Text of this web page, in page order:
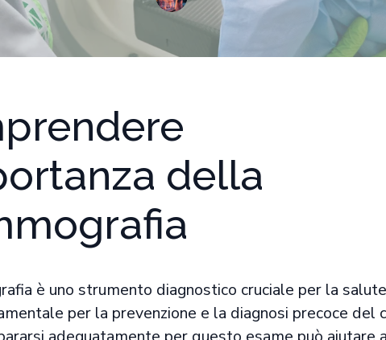
della
è uno strumento diagnostico cruciale per la
per la prevenzione e la diagnosi precoce del